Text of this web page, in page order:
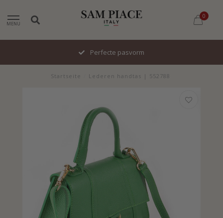
MENU
0
Perfecte pasvorm
Startseite Lederen handtas | 552788